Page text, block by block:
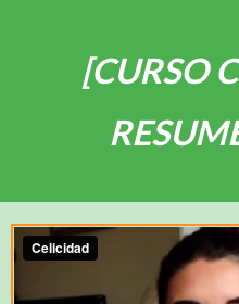
[CURSO